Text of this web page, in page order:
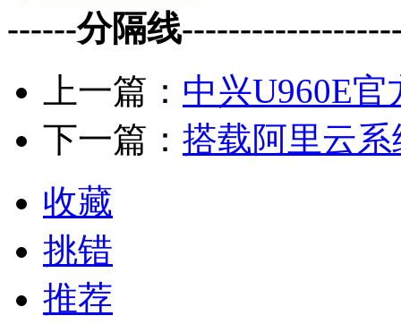
------分隔线
上一篇： 中兴U960E
下一篇： 搭载阿里云
收藏
挑错
推荐